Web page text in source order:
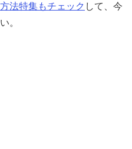
法特集もチェック して、今
。